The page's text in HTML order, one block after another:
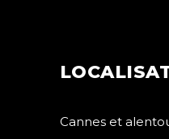
Cannes et